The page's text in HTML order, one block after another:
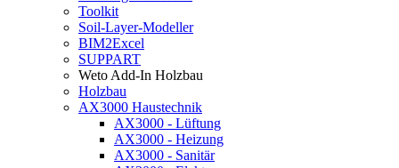
Toolkit
Soil-Layer-Modeller
BIM2Excel
SUPPART
Weto Add-In Holzbau
Holzbau
AX3000 Haustechnik
AX3000 - Lüftung
AX3000 - Heizung
AX3000 - Sanitär